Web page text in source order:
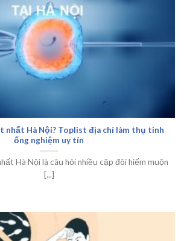
nhất Hà Nội? Toplist địa chỉ làm thụ tinh
ống nghiệm uy tín
Hà Nội là câu hỏi nhiều cặp đôi hiếm muộn
[...]